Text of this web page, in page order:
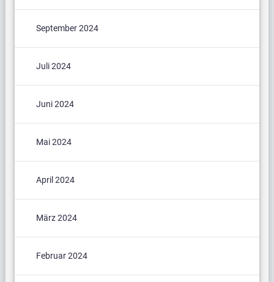
September 2024
Juli 2024
Juni 2024
Mai 2024
April 2024
März 2024
Februar 2024